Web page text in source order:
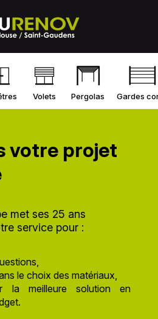
Volets Pergolas Gardes
votre projet
met ses 25 ans
service pour :
le choix des matériaux,
la meilleure solution en